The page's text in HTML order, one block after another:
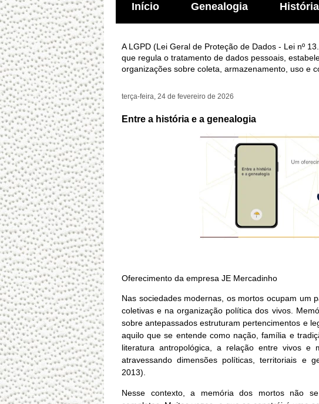
Início Genealogia História
A LGPD (Lei Geral de Proteção de Dados - Lei nº
que regula o tratamento de dados pessoais,
organizações sobre coleta, armazenamento, uso e
terça-feira, 24 de fevereiro de 2026
Entre a história e a genealogia
Oferecimento da empresa JE Mercadinho
Nas sociedades modernas, os mortos ocupam um
coletivas e na organização política dos vivos.
sobre antepassados estruturam pertencimentos e
aquilo que se entende como nação, família e
literatura antropológica, a relação entre vivos e
atravessando dimensões políticas, territoriais e
2013).
Nesse contexto, a memória dos mortos não